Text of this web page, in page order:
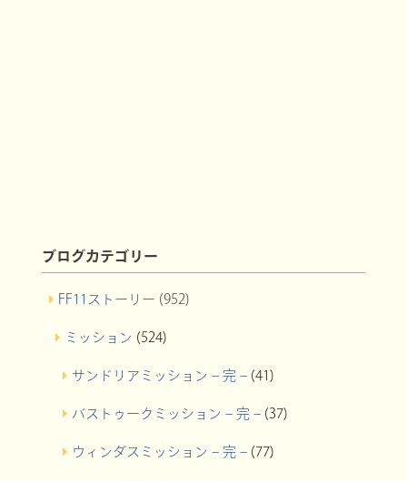
ブログカテゴリー
FF11ストーリー (952)
ミッション (524)
サンドリアミッション – 完 –(41)
バストゥークミッション – 完 –(37)
ウィンダスミッション – 完 –(77)